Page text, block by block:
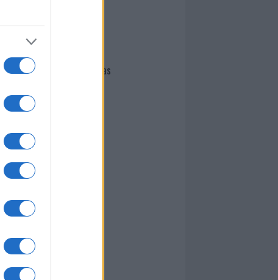
Giovannimaria Cabras